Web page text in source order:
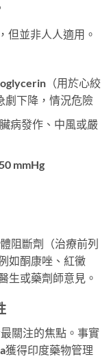
但並非人人適用。
（用於心絞
劇下降，情況危險
病發作、中風或嚴
mmHg
阻斷劑（治療前列
如酮康唑、紅黴
生或藥劑師意見。
關注的焦點。事實
獲得印度藥物管理